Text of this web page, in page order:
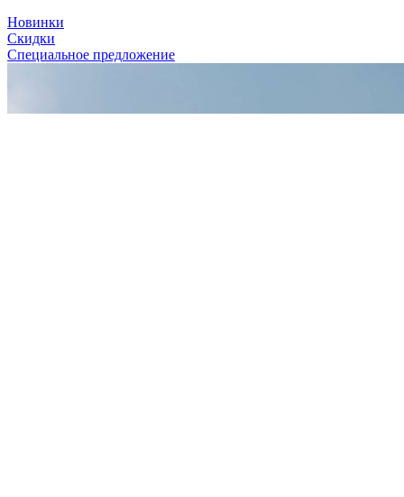
Новинки
Скидки
Специальное предложение